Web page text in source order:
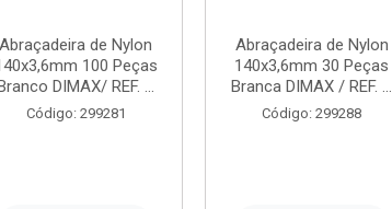
Abraçadeira de Nylon
100 Peças
DIMAX/ REF. ...
Código: 299281
Abraçadeira de Nylon
140x3,6mm 30 Peças
Branca DIMAX / REF. ...
Código: 299288